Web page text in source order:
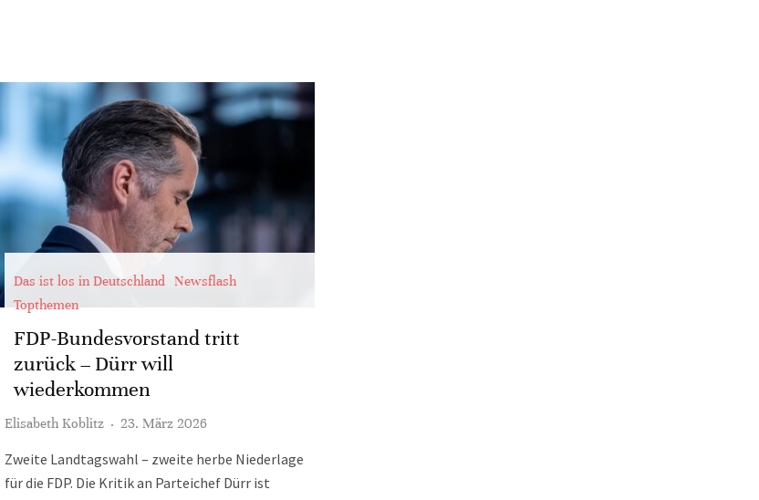
Das ist los in Deutschland Newsflash
Topthemen
FDP-Bundesvorstand tritt
zurück – Dürr will
wiederkommen
Elisabeth Koblitz · 23. März 2026
Zweite Landtagswahl – zweite herbe Niederlage
für die FDP. Die Kritik an Parteichef Dürr ist